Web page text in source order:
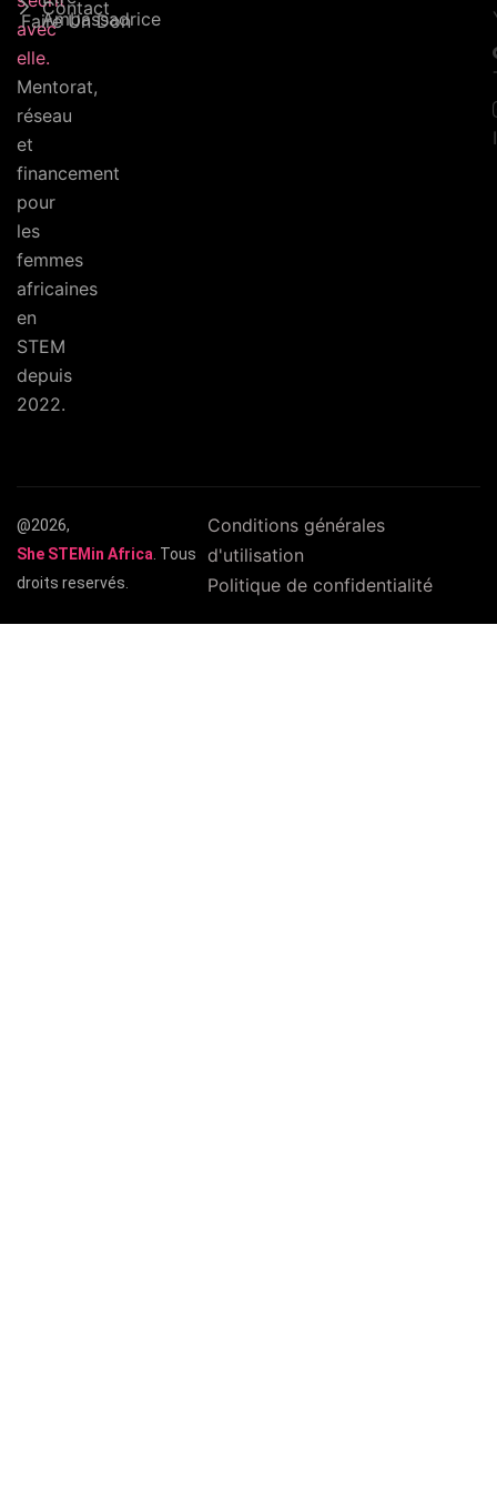
avec
elle.
Mentorat,
réseau
et
financement
pour
les
femmes
africaines
en
STEM
depuis
2022.
Contact
Ambassadrice
Faire Un Don
@2026,
She STEMin Africa . Tous
droits reservés.
Conditions générales
d'utilisation
Politique de confidentialité